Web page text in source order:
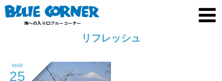
リフレッシュ
MAR
25